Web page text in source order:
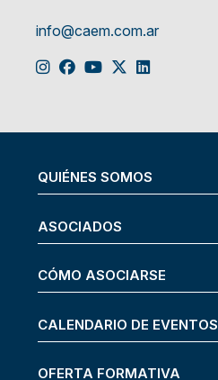
info@caem.com.ar
QUIÉNES SOMOS
ASOCIADOS
CÓMO ASOCIARSE
CALENDARIO DE EVENTOS
OFERTA FORMATIVA